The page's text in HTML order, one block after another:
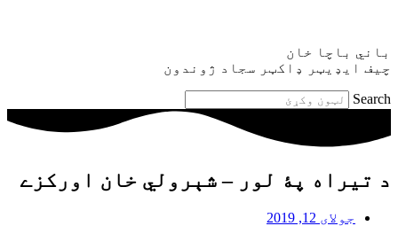
باني باچا خان
چيف ايډيټر ډاکټر سجاد ژوندون
Search
د تیراه پۀ لور – شېرولي خان اورکزے
جولای 12, 2019